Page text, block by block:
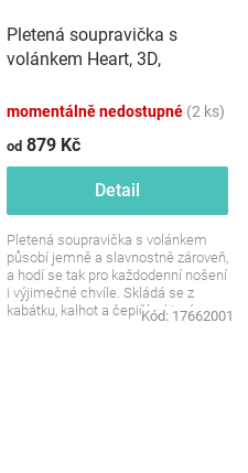
Pletená soupravička s
volánkem Heart, 3D,
růžová/béžová
momentálně nedostupné (2 ks)
od 879 Kč
Detail
Pletená soupravička s volánkem
působí jemně a slavnostně zároveň,
a hodí se tak pro každodenní nošení
i výjimečné chvíle. Skládá se z
kabátku, kalhot a čepičky, které
Kód: 17662001